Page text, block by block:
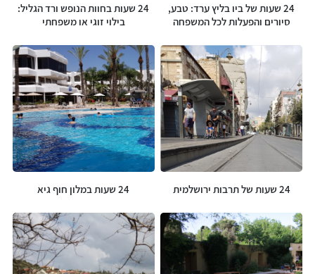
24 שעות של ביו בליץ ערד: טבע,
סיורים והפעלות לכל המשפחה
24 שעות בחוות הנופש ורד הגליל:
בילוי זוגי או משפחתי
24 שעות של תרבות ירושלמית 24 שעות במלון חוף גיא